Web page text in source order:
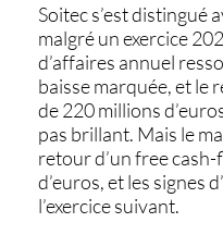
Soitec s’est distingué
malgré un exercice
d’affaires annuel
baisse marquée, et le
de 220 millions
pas brillant. Mais le
retour d’unfree
d’euros, et les signes
l’exercice suivant.